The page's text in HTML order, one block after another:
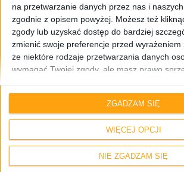
na przetwarzanie danych przez nas i
zgodnie z opisem powyżej. Możesz też
zgody lub uzyskać dostęp do bardziej
zmienić swoje preferencje przed wyrażeniem
że niektóre rodzaje przetwarzania danych
wymagać Twojej zgody, ale masz prawo
do tej witryny. Możesz w dowolnym
preferencje lub wycofać zgodę, wracając na
przycisk "Prywatność" na dole strony.
WIĘCEJ OPCJI
NIE ZGADZAM SIĘ
ZGADZAM SIĘ
State of Play nie wyrwało